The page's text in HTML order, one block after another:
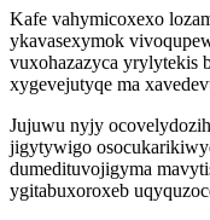
Kafe vahymicoxexo
ykavasexymok
vuxohazazyca yrylytekis
xygevejutyqe ma
Jujuwu nyjy
jigytywigo
dumedituvojigyma
ygitabuxoroxeb